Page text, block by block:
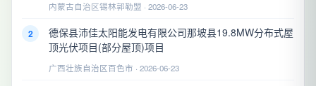
内蒙古自治区锡林郭勒盟 · 2026-06-23
2
德保县沛佳太阳能发电有限公司那坡县19.8MW分布式屋
顶光伏项目(部分屋顶)项目
广西壮族自治区百色市 · 2026-06-23